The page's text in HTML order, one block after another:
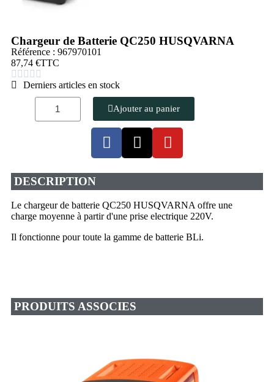
Chargeur de Batterie QC250 HUSQVARNA
Référence : 967970101
87,74 €TTC
    
Derniers articles en stock
Ajouter au panier
DESCRIPTION
Le chargeur de batterie QC250 HUSQVARNA offre une
charge moyenne à partir d'une prise electrique 220V.
Il fonctionne pour toute la gamme de batterie BLi.
PRODUITS ASSOCIES